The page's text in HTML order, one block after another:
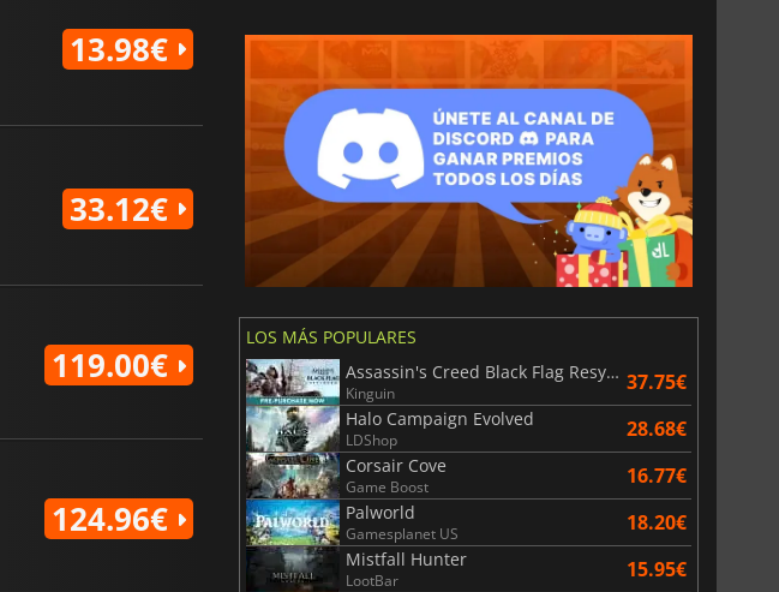
Conectividad:El tipo de cables que admite la pantalla para conectarse a tu ordenador.
Puede incluir DisplayPort, HDMI, VGA, USB-C, etc.
o menos son las más compactas del mercado. Encajan
bien en espacios pequeños donde no cabría una pantalla más grande. Su pequeño
tamaño también las convierte en las pantallas más asequibles del mercado.
19 pulgadasson aproximadamente 48,3 cm, lo que significa que con un formato 16:9,
el panel mide 42,1 cm de ancho y 23,7 cm de alto, o
995,2 cm² en total.
13.98€
33.12€
119.00€
124.96€
LOS MÁS POPULARES
Assassin's Creed Black Flag Resynced
Kinguin 37.75€
Halo Campaign Evolved
LDShop 28.68€
Corsair Cove
Game Boost 16.77€
Palworld
Gamesplanet US 18.20€
Mistfall Hunter
LootBar 15.95€